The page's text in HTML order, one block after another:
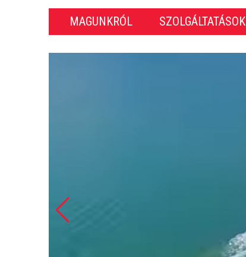
MAGUNKRÓL SZOLGÁLTATÁSOK